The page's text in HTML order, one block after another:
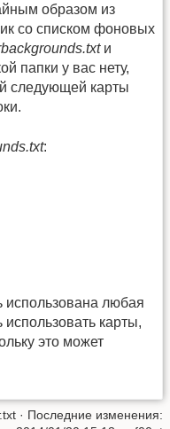
образом из
со списком фоновых
и
папки у вас нету,
следующей карты
:
использована любая
использовать карты,
это может
· Последние изменения: